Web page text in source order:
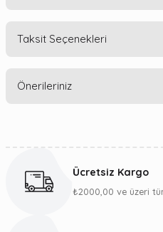
Taksit Seçenekleri
Önerileriniz
Görüş ve önerileriniz için
Ücretsiz Kargo
₺2000,00 ve üzeri